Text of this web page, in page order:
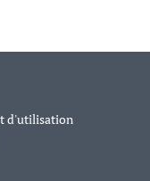
d'utilisation